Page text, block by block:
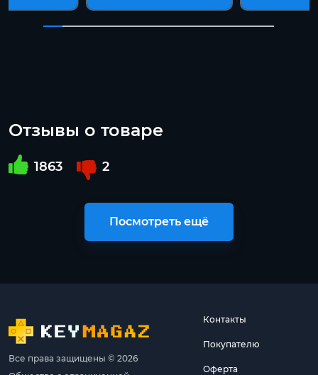
Отзывы о товаре
1863 2
Посмотреть ещё
Все права защищены © 2026
Контакты
Покупателю
Оферта